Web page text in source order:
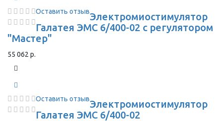
Оставить отзывЭлектромиостимулятор
Галатея ЭМС 6/400-02 с регулятором
"Мастер"
55 062 р.
Оставить отзывЭлектромиостимулятор
Галатея ЭМС 6/400-02